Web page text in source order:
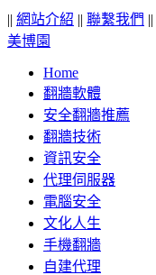
|| 網站介紹 || 聯繫我們 ||
美博園
Home
翻牆軟體
安全翻牆推薦
翻牆技術
資訊安全
代理伺服器
電腦安全
文化人生
手機翻牆
自建代理